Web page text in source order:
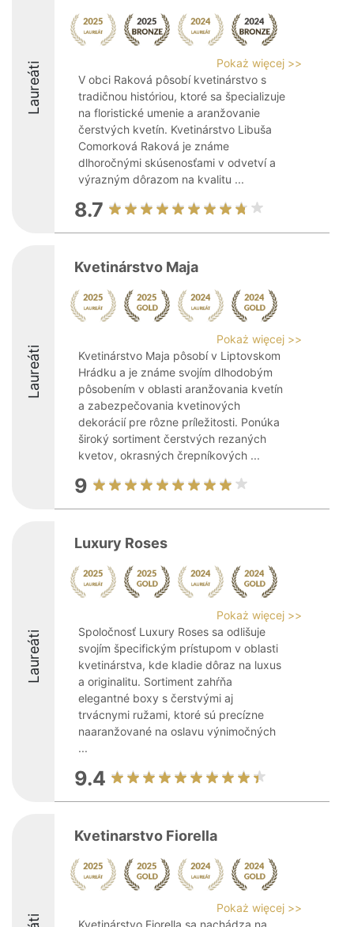
Laureáti
Pokaż więcej >>
V obci Raková pôsobí kvetinárstvo s
tradičnou históriou, ktoré sa špecializuje
na floristické umenie a aranžovanie
čerstvých kvetín. Kvetinárstvo Libuša
Comorková Raková je známe
dlhoročnými skúsenosťami v odvetví a
výrazným dôrazom na kvalitu ...
8.7
Laureáti
Kvetinárstvo Maja
Pokaż więcej >>
Kvetinárstvo Maja pôsobí v Liptovskom
Hrádku a je známe svojím dlhodobým
pôsobením v oblasti aranžovania kvetín
a zabezpečovania kvetinových
dekorácií pre rôzne príležitosti. Ponúka
široký sortiment čerstvých rezaných
kvetov, okrasných črepníkových ...
9
Laureáti
Luxury Roses
Pokaż więcej >>
Spoločnosť Luxury Roses sa odlišuje
svojím špecifickým prístupom v oblasti
kvetinárstva, kde kladie dôraz na luxus
a originalitu. Sortiment zahŕňa
elegantné boxy s čerstvými aj
trvácnymi ružami, ktoré sú precízne
naaranžované na oslavu výnimočných
...
9.4
Kvetinarstvo Fiorella
Pokaż więcej >>
Kvetinárstvo Fiorella sa nachádza na